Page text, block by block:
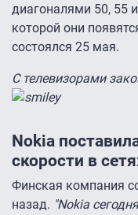
диагоналями 50, 55
которой они
состоялся 25 мая.
С телевизорами
Nokia
скорости в
Финская компания
назад. "Nokia